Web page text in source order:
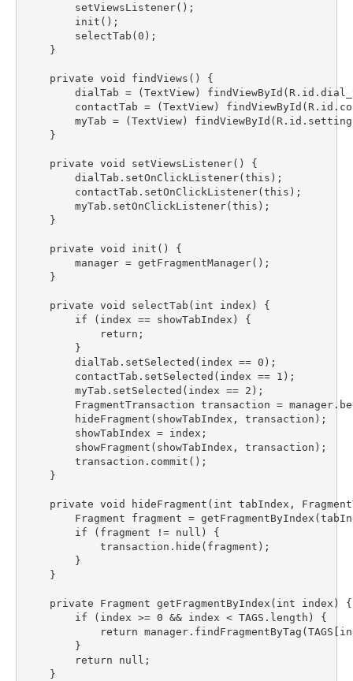
setViewsListener();
init();
selectTab(0);
}
private void findViews() {
dialTab = (TextView)
contactTab = (TextView)
myTab = (TextView)
}
private void setViewsListener() {
dialTab.setOnClickListener(this);
contactTab.setOnClickListener(this);
myTab.setOnClickListener(this);
}
private void init() {
manager = getFragmentManager();
}
private void selectTab(int index) {
if (index == showTabIndex) {
return;
}
dialTab.setSelected(index == 0);
contactTab.setSelected(index == 1);
myTab.setSelected(index == 2);
FragmentTransaction transaction =
hideFragment(showTabIndex, transaction);
showTabIndex = index;
showFragment(showTabIndex, transaction);
transaction.commit();
}
private void hideFragment(int tabIndex,
Fragment fragment =
if (fragment != null) {
transaction.hide(fragment);
}
}
private Fragment getFragmentByIndex(int index) {
if (index >= 0 && index < TAGS.length) {
return
}
return null;
}